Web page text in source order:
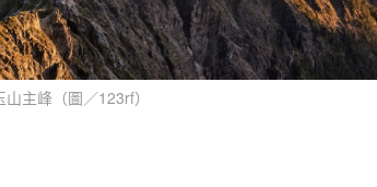
山主峰（圖／123rf）